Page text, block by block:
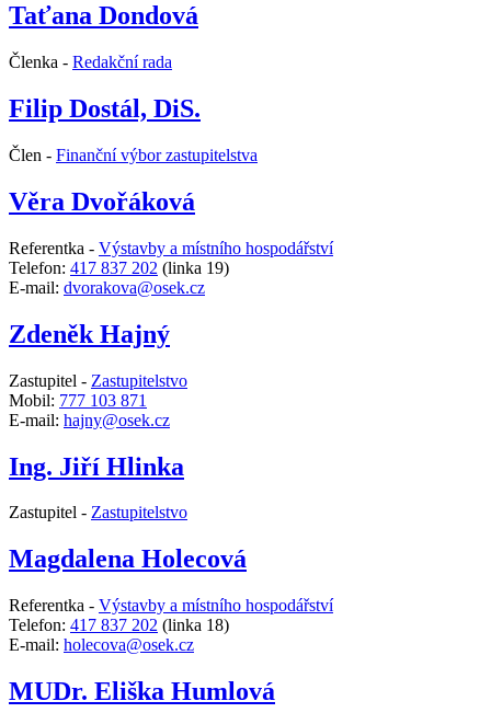
Taťana Dondová
Členka - Redakční rada
Filip Dostál, DiS.
Člen - Finanční výbor zastupitelstva
Věra Dvořáková
Referentka - Výstavby a místního hospodářství
Telefon: 417 837 202 (linka 19)
E-mail: dvorakova@osek.cz
Zdeněk Hajný
Zastupitel - Zastupitelstvo
Mobil: 777 103 871
E-mail: hajny@osek.cz
Ing. Jiří Hlinka
Zastupitel - Zastupitelstvo
Magdalena Holecová
Referentka - Výstavby a místního hospodářství
Telefon: 417 837 202 (linka 18)
E-mail: holecova@osek.cz
MUDr. Eliška Humlová